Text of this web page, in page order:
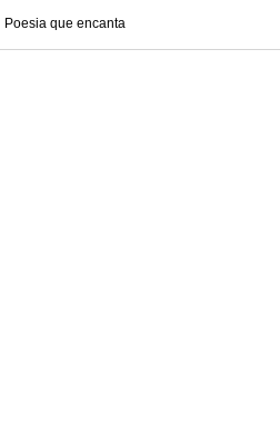
Poesia que encanta